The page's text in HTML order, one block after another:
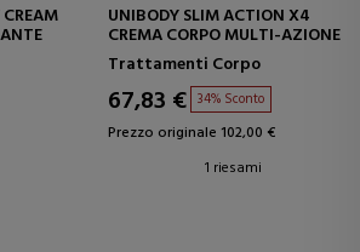
UNIBODY SLIM ACTION X4
CREMA CORPO MULTI-AZIONE
Trattamenti Corpo
67,83 € 34% Sconto
Prezzo originale 102,00 €
1 riesami